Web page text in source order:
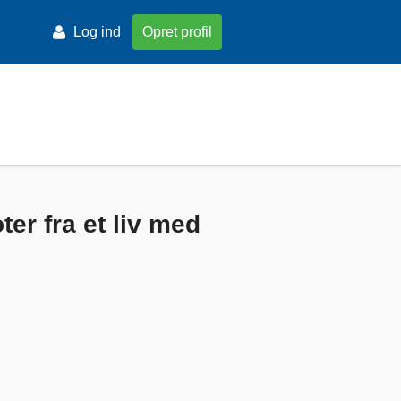
Log ind Opret profil
fra et liv med